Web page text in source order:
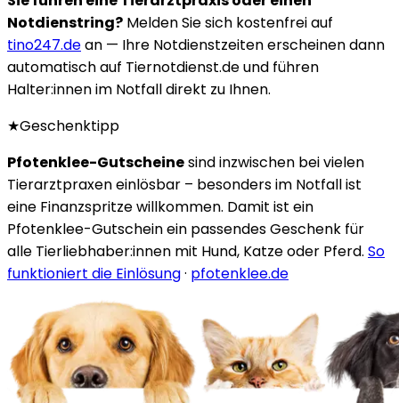
Notdienstring? Melden Sie sich kostenfrei auf
tino247.dean — Ihre Notdienstzeiten erscheinen dann
automatisch auf Tiernotdienst.de und führen
Halter:innen im Notfall direkt zu Ihnen.
★Geschenktipp
Pfotenklee-Gutscheinesind inzwischen bei vielen
Tierarztpraxen einlösbar – besonders im Notfall ist
eine Finanzspritze willkommen. Damit ist ein
Pfotenklee-Gutschein ein passendes Geschenk für
alle Tierliebhaber:innen mit Hund, Katze oder Pferd. So
funktioniert die Einlösung· pfotenklee.de